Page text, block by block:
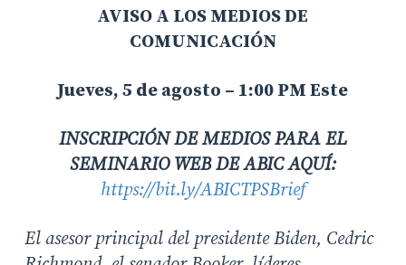
AVISO A LOS MEDIOS DE
COMUNICACIÓN
Jueves, 5 de agosto – 1:00 PM Este
INSCRIPCIÓN DE MEDIOS PARA EL
SEMINARIO WEB DE ABIC AQUÍ:
https://bit.ly/ABICTPSBrief
El asesor principal del presidente Biden, Cedric